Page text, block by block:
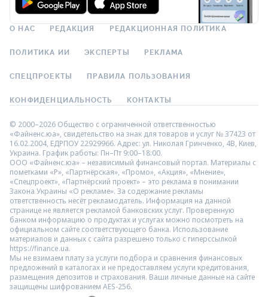
О НАС РЕДАКЦИЯ РЕДАКЦИОННАЯ ПОЛИТИКА
ПОЛИТИКА ИИ ЭКСПЕРТЫ РЕКЛАМА
СПЕЦПРОЕКТЫ ПРАВИЛА ПОЛЬЗОВАНИЯ
КОНФИДЕНЦИАЛЬНОСТЬ КОНТАКТЫ
© 2000–2026 Общество с ограниченной ответственностью
«Файненс.юа», свидетельство на знак для товаров и услуг № 37423 от
16.02.2004, ЕДРПОУ 22929966. Адрес: ул. Николая Гринченко, 4В, Киев,
Украина. График работы: Пн–Пт 9:00–18:00.
ООО «Файненс.юа» – независимый финансовый портал. Материалы с
пометками «Р», «Партнёрская», «Промо», «Акция», «Мнение»,
«Спецпроект», «Партнёрский проект» – это реклама в понимании
Закона Украины «О рекламе». За содержание рекламы
ответственность несёт рекламодатель. Информация на данной
странице не является рекламой банковских услуг. Проверенную
банком информацию о продуктах и услугах можно посмотреть на
официальном сайте соответствующего банка. Использование
материалов и данных с сайта разрешено только с гиперссылкой
https://finance.ua.
Мы не взимаем плату за услуги подбора и сравнения финансовых
предложений в каталогах и не предоставляем услуги кредитования,
размещения депозитов и страхования. Ваши личные данные на сайте
защищены шифрованием AES-256.